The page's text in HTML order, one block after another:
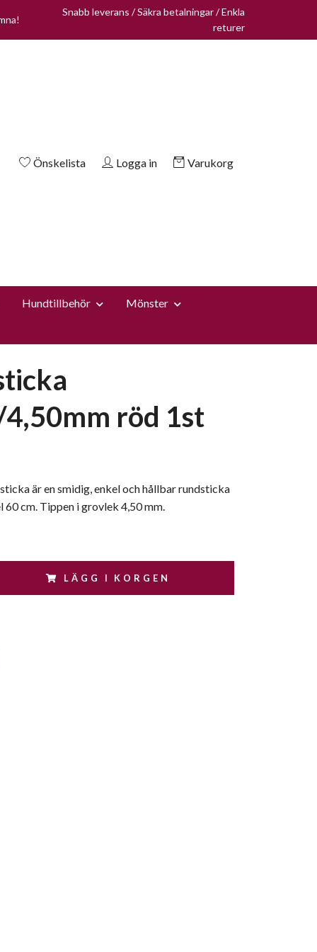
Snabb leverans / Säkra betalningar / Enkla
returer
Önskelista Logga in Varukorg
Hundtillbehör
Mönster
röd 1st
är en smidig, enkel och hållbar rundsticka
60 cm. Tippen i grovlek 4,50 mm.
LÄGG I KORGEN